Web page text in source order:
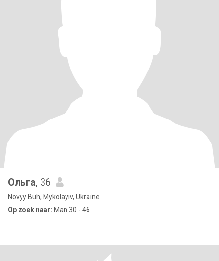
Ольга, 36
Novyy Buh, Mykolayiv, Ukraïne
Op zoek naar: Man 30 - 46